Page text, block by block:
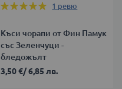
Оценка:
1 ревю
Къси чорапи от Фин Памук
със Зеленчуци -
бледожълт
3,50 €/6,85 лв.